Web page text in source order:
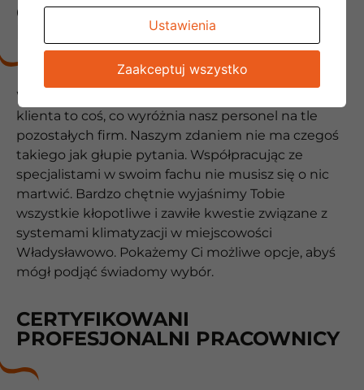
OBSŁUGA NA NAJWYŻSZYM
Wysoka kultura osobista, a także otwartość na
klienta to coś, co wyróżnia nasz personel na tle
pozostałych firm. Naszym zdaniem nie ma czegoś
takiego jak głupie pytania. Współpracując ze
specjalistami w swoim fachu nie musisz się o nic
martwić. Bardzo chętnie wyjaśnimy Tobie
wszystkie kłopotliwe i zawiłe kwestie związane z
systemami klimatyzacji w miejscowości
Władysławowo. Pokażemy Ci możliwe opcje, abyś
mógł podjąć świadomy wybór.
CERTYFIKOWANI
PROFESJONALNI PRACOWNICY
Ustawienia
Zaakceptuj wszystko